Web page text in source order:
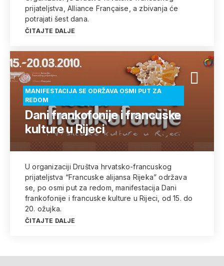
prijateljstva, Alliance Française, a zbivanja će
potrajati šest dana.
ČITAJTE DALJE
MANIFESTACIJA SE ODRŽAVA OSMI PUT ZA
REDOM
Dani frankofonije i francuske
kulture u Rijeci
U organizaciji Društva hrvatsko-francuskog
prijateljstva “Francuske alijansa Rijeka” održava
se, po osmi put za redom, manifestacija Dani
frankofonije i francuske kulture u Rijeci, od 15. do
20. ožujka.
ČITAJTE DALJE